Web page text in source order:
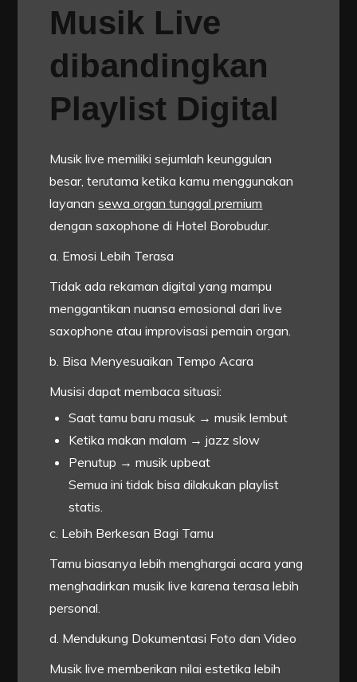
Musik Live
dibandingkan
Playlist Digital
Musik live memiliki sejumlah keunggulan
besar, terutama ketika kamu menggunakan
layanansewa organ tunggal premium
dengan saxophone di Hotel Borobudur.
a. Emosi Lebih Terasa
Tidak ada rekaman digital yang mampu
menggantikan nuansa emosional dari live
saxophone atau improvisasi pemain organ.
b. Bisa Menyesuaikan Tempo Acara
Musisi dapat membaca situasi:
Saat tamu baru masuk → musik lembut
Ketika makan malam → jazz slow
Penutup → musik upbeat
Semua ini tidak bisa dilakukan playlist
statis.
c. Lebih Berkesan Bagi Tamu
Tamu biasanya lebih menghargai acara yang
menghadirkan musik live karena terasa lebih
personal.
d. Mendukung Dokumentasi Foto dan Video
Musik live memberikan nilai estetika lebih